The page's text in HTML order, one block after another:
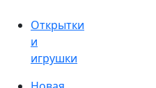
Открытки
и
игрушки